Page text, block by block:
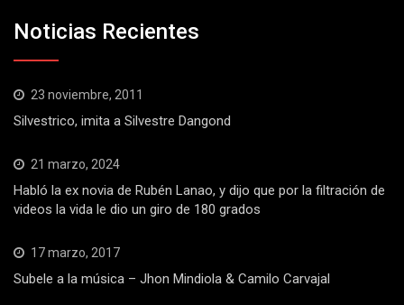
Noticias Recientes
23 noviembre, 2011
Silvestrico, imita a Silvestre Dangond
21 marzo, 2024
Habló la ex novia de Rubén Lanao, y dijo que por la filtración de
videos la vida le dio un giro de 180 grados
17 marzo, 2017
Subele a la música – Jhon Mindiola & Camilo Carvajal